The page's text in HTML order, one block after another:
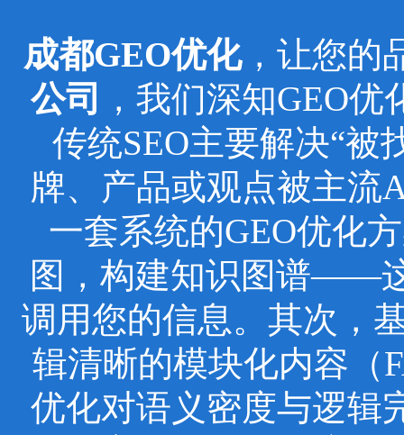
成都GEO优化，让您的
公司
，我们深知GEO
传统SEO主要解决“被
牌、产品或观点被主流
一套系统的GEO优化
图，构建知识图谱——
调用您的信息。其次，
辑清晰的模块化内容（
优化对语义密度与逻辑